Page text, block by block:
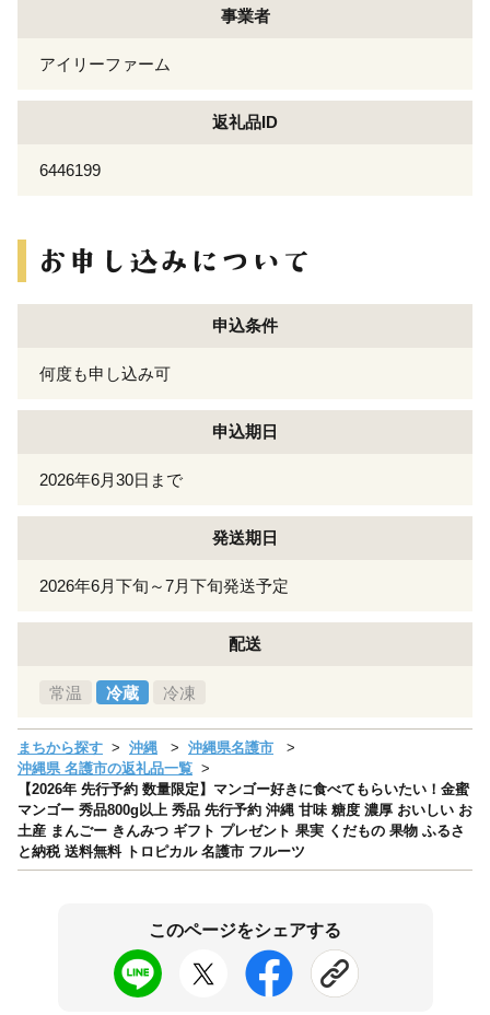
事業者
アイリーファーム
返礼品ID
6446199
申込条件
何度も申し込み可
申込期日
2026年6月30日まで
発送期日
2026年6月下旬～7月下旬発送予定
配送
常温 冷蔵 冷凍
まちから探す 沖縄
沖縄県名護市
沖縄県 名護市の返礼品一覧
【2026年 先行予約 数量限定】マンゴー好きに食べてもらいたい！金蜜
マンゴー 秀品800g以上 秀品 先行予約 沖縄 甘味 糖度 濃厚 おいしい お
土産 まんごー きんみつ ギフト プレゼント 果実 くだもの 果物 ふるさ
と納税 送料無料 トロピカル 名護市 フルーツ
このページをシェアする